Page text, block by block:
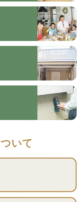
いて